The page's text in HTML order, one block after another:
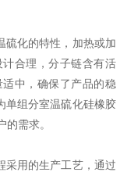
硫化的特性，加热或加
合理，分子链含有活
中，确保了产品的稳
单组分室温硫化硅橡胶
需求。
采用的生产工艺，通过